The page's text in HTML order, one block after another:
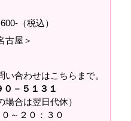
（税込）
古屋＞
合わせはこちらまで。
－５１３１
合は翌日代休）
～２０：３０